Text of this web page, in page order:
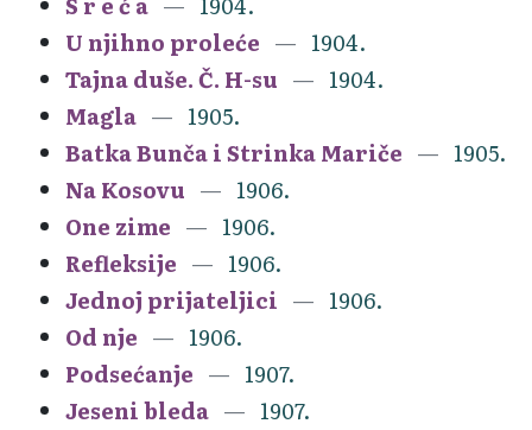
U njihno proleće
1904.
Tajna duše. Č. H-su
1904.
Magla
1905.
Batka Bunča i Strinka Mariče
1905.
Na Kosovu
1906.
One zime
1906.
Refleksije
1906.
Jednoj prijateljici
1906.
Od nje
1906.
Podsećanje
1907.
Jeseni bleda
1907.